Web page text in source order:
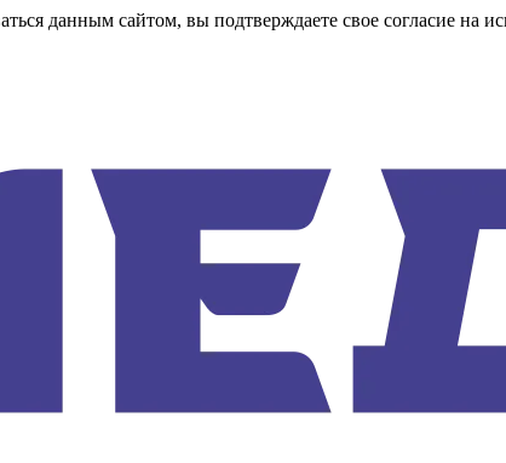
данным сайтом, вы подтверждаете свое согласие на